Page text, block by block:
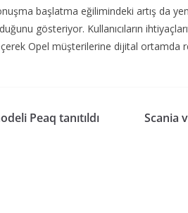
başlatma eğilimindeki artış da
gösteriyor. Kullanıcıların
Opel müşterilerine dijital ortamda
Peaq tanıtıldı
Scania